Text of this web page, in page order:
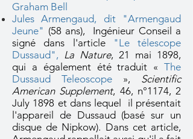
Graham Bell
Jules Armengaud, dit "Armengaud
Jeune" (58 ans), Ingénieur Conseil a
signé dans l'article
"Le télescope
Dussaud" , La Nature, 21 mai 1898,
qui a également été traduit « The
Dussaud Teleoscope », Scientific
American Supplement, 46, n°1174, 2
July 1898 et dans lequel il présentait
l'appareil de Dussaud (basé sur un
disque de Nipkow). Dans cet article,